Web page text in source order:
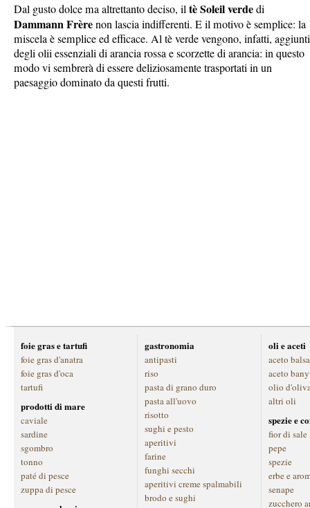
Dal gusto dolce ma altrettanto deciso, iltè Soleil verdedi
Dammann Frèrenon lascia indifferenti. E il motivo è semplice: la
miscela è semplice ed efficace. Al tè verde vengono, infatti, aggiunti
degli olii essenziali di arancia rossa e scorzette di arancia: in questo
modo vi sembrerà di essere deliziosamente trasportati in un
paesaggio dominato da questi frutti.
foie gras e tartufi
foie gras d'anatra
foie gras d'oca
tartufi
prodotti di mare
caviale
sardine
sgombro
tonno
paté di pesce
zuppa di pesce
gastronomia
antipasti
riso
pasta di grano duro
pasta all'uovo
risotto
sughi e pesto
aperitivi
farine
funghi secchi
aperitivi creme spalmabili
brodo e sughi
oli e aceti
aceto
aceto
olio
altri oli
spezie e
fior di sale
pepe
spezie
erbe e
senape
zucchero